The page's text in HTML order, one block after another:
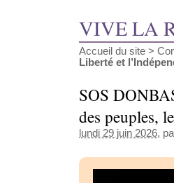
VIVE LA
Accueil du site >
Liberté et
SOS
des peuples,
lundi 29 juin 2026,